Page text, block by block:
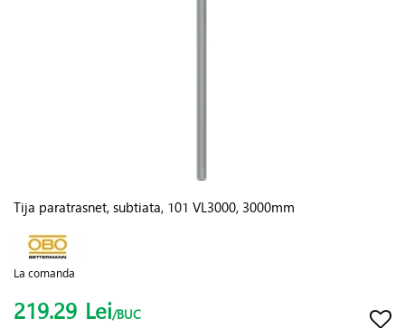
Tija paratrasnet, subtiata, 101 VL3000, 3000mm
La comanda
219.29 Lei/BUC